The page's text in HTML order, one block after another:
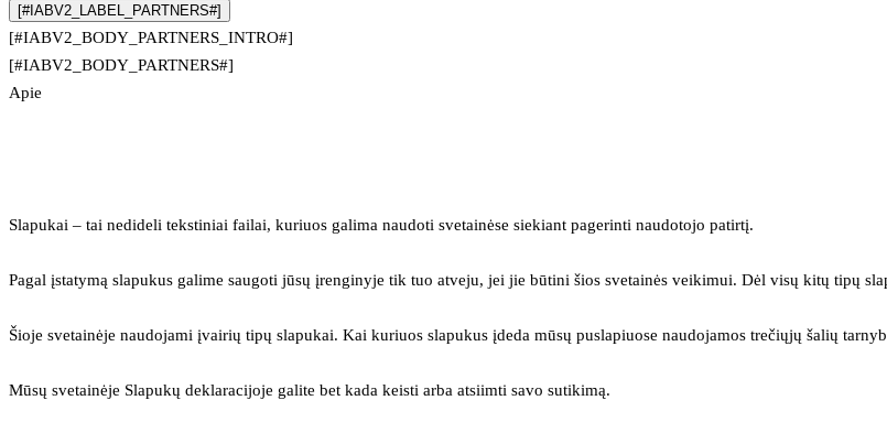
[#IABV2_LABEL_PARTNERS#]
[#IABV2_BODY_PARTNERS_INTRO#]
[#IABV2_BODY_PARTNERS#]
Apie
Slapukai – tai nedideli tekstiniai failai, kuriuos galima naudoti svetainėse siekiant pagerinti naudotojo patirtį.
Pagal įstatymą slapukus galime saugoti jūsų įrenginyje tik tuo atveju, jei jie būtini šios svetainės veikimui. Dėl visų kitų tipų
Šioje svetainėje naudojami įvairių tipų slapukai. Kai kuriuos slapukus įdeda mūsų puslapiuose naudojamos trečiųjų šalių
Mūsų svetainėje Slapukų deklaracijoje galite bet kada keisti arba atsiimti savo sutikimą.